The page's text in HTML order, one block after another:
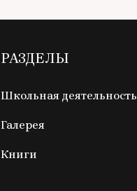
РАЗДЕЛЫ
Школьная деятельность
Галерея
Книги